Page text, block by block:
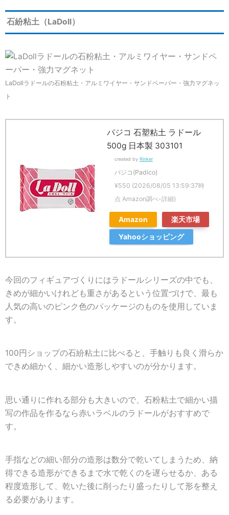
石紛粘土（LaDoll）
LaDollラドールの石粉粘土・アルミワイヤー・サンドペーパー・強力マグネッ
ト
パジコ 石塑粘土 ラドール
500g 日本製 303101
created by Rinker
パジコ(Padico)
¥550 (2026/08/05 13:59:37時
点 Amazon調べ-詳細)
Amazon
楽天市場
Yahooショッピング
今回のフィギュアづくりにはラドールシリーズの中でも、
きめが細かいけれども重さがあるという位置づけで、最も
人気の高いのピンク色のパッケージのものを使用していま
す。
100円ショップの石紛粘土に比べると、手触りも良く滑らか
できめ細かく、細かい造形しやすいのが分かります。
思い通りに作れる部分も大きいので、石粉粘土で細かい描
写の作品を作るなら赤いラベルのラドールがおすすめで
す。
手指などの細い部分の造形は数分で乾いてしまうため、納
得できる造形ができるまで水で乾くのを遅らせるか、ある
程度造形して、乾いた後に削ったり盛ったりして形を整え
る必要があります。